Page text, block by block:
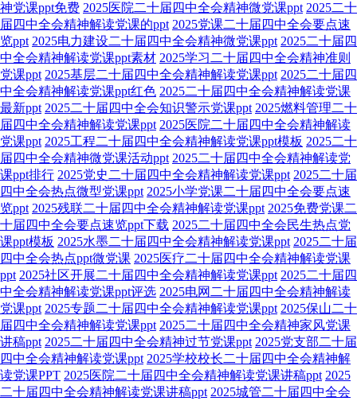
神党课ppt免费 2025医院二十届四中全会精神微党课ppt 2025二十
届四中全会精神解读党课的ppt 2025党课二十届四中全会要点速
览ppt 2025电力建设二十届四中全会精神微党课ppt 2025二十届四
中全会精神解读党课ppt素材 2025学习二十届四中全会精神准则
党课ppt 2025基层二十届四中全会精神解读党课ppt 2025二十届四
中全会精神解读党课ppt红色 2025二十届四中全会精神解读党课
最新ppt 2025二十届四中全会知识警示党课ppt 2025燃料管理二十
届四中全会精神解读党课ppt 2025医院二十届四中全会精神解读
党课ppt 2025工程二十届四中全会精神解读党课ppt模板 2025二十
届四中全会精神微党课活动ppt 2025二十届四中全会精神解读党
课ppt排行 2025党史二十届四中全会精神解读党课ppt 2025二十届
四中全会热点微型党课ppt 2025小学党课二十届四中全会要点速
览ppt 2025残联二十届四中全会精神解读党课ppt 2025免费党课二
十届四中全会要点速览ppt下载 2025二十届四中全会民生热点党
课ppt模板 2025水墨二十届四中全会精神解读党课ppt 2025二十届
四中全会热点ppt微党课 2025医疗二十届四中全会精神解读党课
ppt 2025社区开展二十届四中全会精神解读党课ppt 2025二十届四
中全会精神解读党课ppt评选 2025电网二十届四中全会精神解读
党课ppt 2025专题二十届四中全会精神解读党课ppt 2025保山二十
届四中全会精神解读党课ppt 2025二十届四中全会精神家风党课
讲稿ppt 2025二十届四中全会精神过节党课ppt 2025党支部二十届
四中全会精神解读党课ppt 2025学校校长二十届四中全会精神解
读党课PPT 2025医院二十届四中全会精神解读党课讲稿ppt 2025
二十届四中全会精神解读党课讲稿ppt 2025城管二十届四中全会